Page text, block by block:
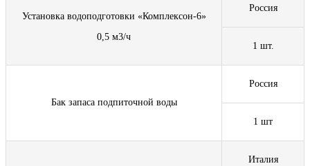
Установка водоподготовки «Комплексон-6»
0,5 м3/ч
Россия
1 шт.
Бак запаса подпиточной воды
Россия
1 шт
Италия